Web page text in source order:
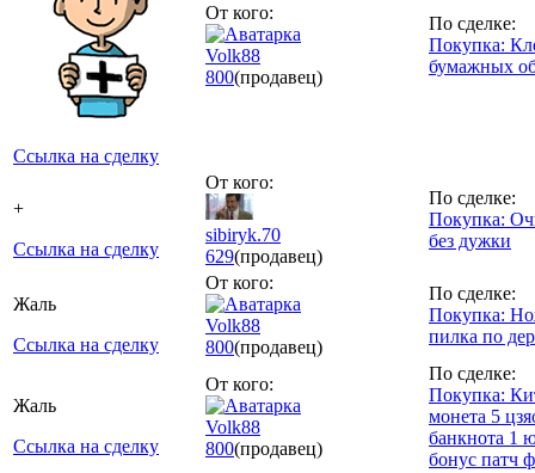
Ссылка на сделку
От кого:
Volk88
800(продавец)
По сделке:
Покупка:
бумажных
+
Ссылка на сделку
От кого:
sibiryk.70
629(продавец)
По сделке:
Покупка:
без дужки
Жаль
Ссылка на сделку
От кого:
Volk88
800(продавец)
По сделке:
Покупка:
пилка по
Жаль
Ссылка на сделку
От кого:
Volk88
800(продавец)
По сделке:
Покупка:
монета 5
банкнота 1
бонус патч